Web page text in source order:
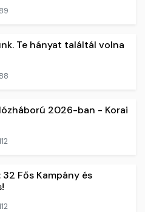
89
Te hányat találtál volna
88
2026-ban - Korai
Fős Kampány és